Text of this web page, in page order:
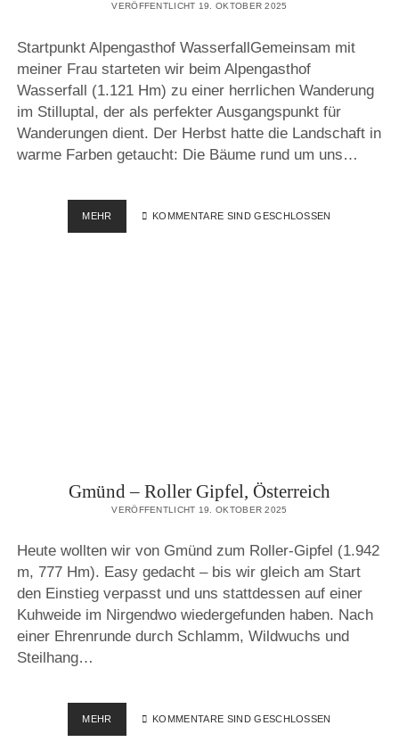
VERÖFFENTLICHT 19. OKTOBER 2025
Startpunkt Alpengasthof WasserfallGemeinsam mit
meiner Frau starteten wir beim Alpengasthof
Wasserfall (1.121 Hm) zu einer herrlichen Wanderung
im Stilluptal, der als perfekter Ausgangspunkt für
Wanderungen dient. Der Herbst hatte die Landschaft in
warme Farben getaucht: Die Bäume rund um uns…
MEHR STILLUPTAL
–
KOMMENTARE SIND GESCHLOSSEN
Gmünd – Roller Gipfel, Österreich
VERÖFFENTLICHT 19. OKTOBER 2025
Heute wollten wir von Gmünd zum Roller-Gipfel (1.942
m, 777 Hm). Easy gedacht – bis wir gleich am Start
den Einstieg verpasst und uns stattdessen auf einer
Kuhweide im Nirgendwo wiedergefunden haben. Nach
einer Ehrenrunde durch Schlamm, Wildwuchs und
Steilhang…
MEHR GMÜND
–
KOMMENTARE SIND GESCHLOSSEN